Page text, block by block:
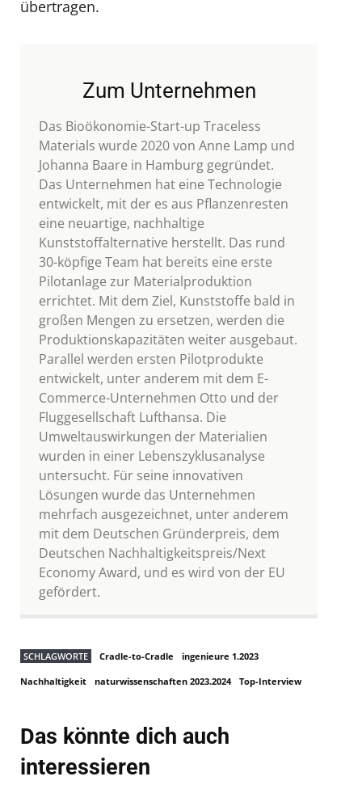
übertragen.
Zum Unternehmen
Das Bioökonomie-Start-up Traceless
Materials wurde 2020 von Anne Lamp und
Johanna Baare in Hamburg gegründet.
Das Unternehmen hat eine Technologie
entwickelt, mit der es aus Pflanzenresten
eine neuartige, nachhaltige
Kunststoffalternative herstellt. Das rund
30-köpfige Team hat bereits eine erste
Pilotanlage zur Materialproduktion
errichtet. Mit dem Ziel, Kunststoffe bald in
großen Mengen zu ersetzen, werden die
Produktionskapazitäten weiter ausgebaut.
Parallel werden ersten Pilotprodukte
entwickelt, unter anderem mit dem E-
Commerce-Unternehmen Otto und der
Fluggesellschaft Lufthansa. Die
Umweltauswirkungen der Materialien
wurden in einer Lebenszyklusanalyse
untersucht. Für seine innovativen
Lösungen wurde das Unternehmen
mehrfach ausgezeichnet, unter anderem
mit dem Deutschen Gründerpreis, dem
Deutschen Nachhaltigkeitspreis/Next
Economy Award, und es wird von der EU
gefördert.
SCHLAGWORTE Cradle-to-Cradle ingenieure 1.2023
Nachhaltigkeit naturwissenschaften 2023.2024 Top-Interview
Das könnte dich auch
interessieren